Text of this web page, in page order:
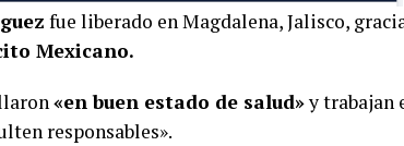
fue liberado en Magdalena, Jalisco,
Mexicano.
«en buen estado de salud»y trabajan
responsables».